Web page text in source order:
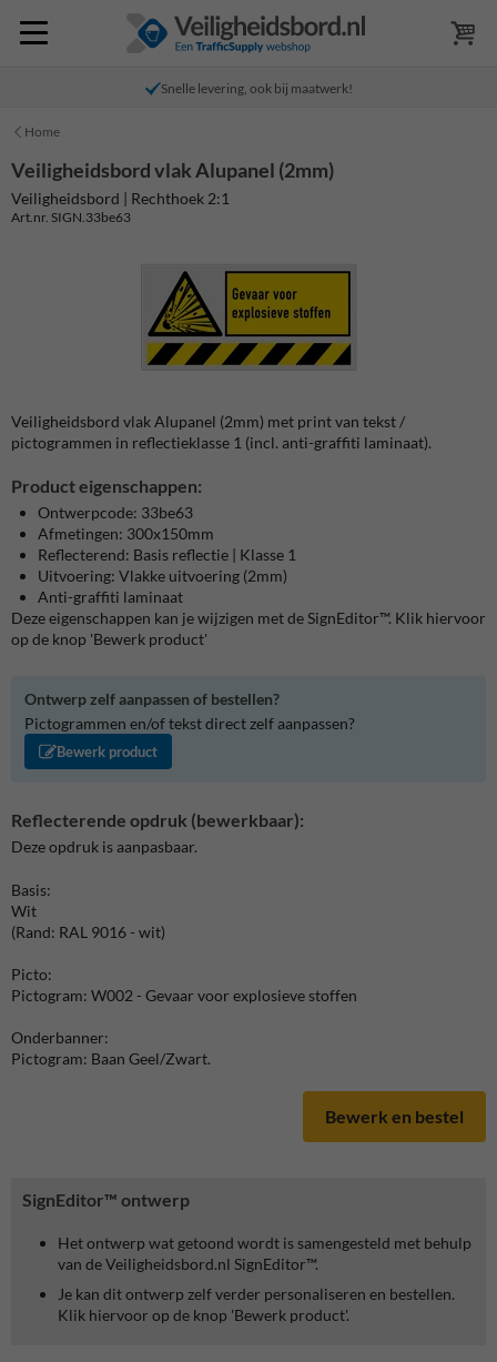
Snelle levering, ook bij maatwerk!
Home
SignEditor™ ontwerp
Het ontwerp wat getoond wordt is samengesteld met behulp
van de Veiligheidsbord.nl SignEditor™.
Je kan dit ontwerp zelf verder personaliseren en bestellen.
Klik hiervoor op de knop 'Bewerk product'.
Veiligheidsbord vlak Alupanel (2mm)
Veiligheidsbord | Rechthoek 2:1
Art.nr. SIGN.33be63
Veiligheidsbord vlak Alupanel (2mm) met print van tekst /
pictogrammen in reflectieklasse 1 (incl. anti-graffiti laminaat).
Product eigenschappen:
Ontwerpcode: 33be63
Afmetingen: 300x150mm
Reflecterend: Basis reflectie | Klasse 1
Uitvoering: Vlakke uitvoering (2mm)
Anti-graffiti laminaat
Deze eigenschappen kan je wijzigen met de SignEditor™. Klik hiervoor
op de knop 'Bewerk product'
Ontwerp zelf aanpassen of bestellen?
Pictogrammen en/of tekst direct zelf aanpassen?
Bewerk product
Reflecterende opdruk (bewerkbaar):
Deze opdruk is aanpasbaar.
Basis:
Wit
(Rand: RAL 9016 - wit)
Picto:
Pictogram: W002 - Gevaar voor explosieve stoffen
Onderbanner:
Pictogram: Baan Geel/Zwart.
Bewerk en bestel